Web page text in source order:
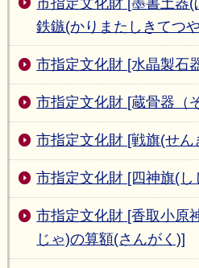
鉄鏃(かりまたしきてつ
市指定文化財 [水晶製石
市指定文化財 [蔵骨器（
市指定文化財 [戦旗(せん
市指定文化財 [四神旗(し
市指定文化財 [香取小原
じゃ)の算額(さんがく)]